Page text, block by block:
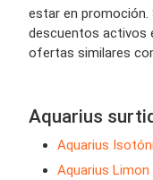
estar en
descuentos activos
ofertas similares
Aquarius
Aquarius
Aquarius Limon